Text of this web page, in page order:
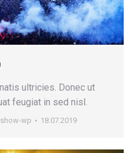
ultricies. Donec ut
feugiat in sed nisl.
wp 18.07.2019